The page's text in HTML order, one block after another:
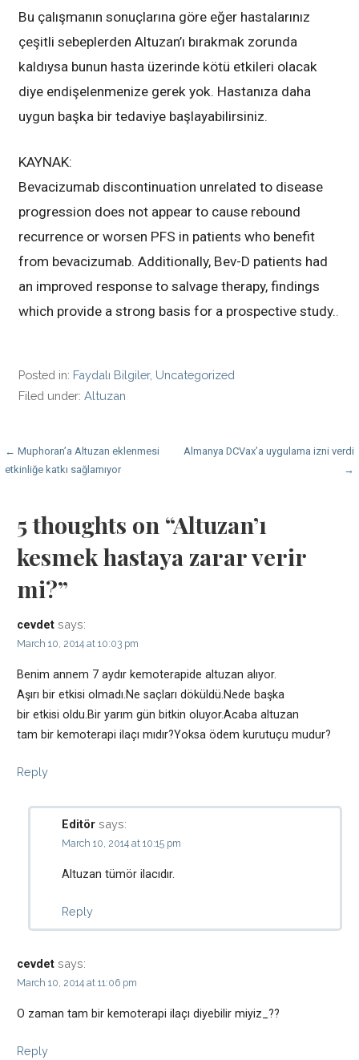
Bu çalışmanın sonuçlarına göre eğer hastalarınız
çeşitli sebeplerden Altuzan’ı bırakmak zorunda
kaldıysa bunun hasta üzerinde kötü etkileri olacak
diye endişelenmenize gerek yok. Hastanıza daha
uygun başka bir tedaviye başlayabilirsiniz.
KAYNAK:
Bevacizumab discontinuation unrelated to disease
progression does not appear to cause rebound
recurrence or worsen PFS in patients who benefit
from bevacizumab. Additionally, Bev-D patients had
an improved response to salvage therapy, findings
which provide a strong basis for a prospective study.
Posted in: Faydalı Bilgiler, Uncategorized
Filed under:Altuzan
Post
navigation
← Muphoran’a Altuzan eklenmesi
etkinliğe katkı sağlamıyor
Almanya DCVax’a uygulama izni verdi
→
5 thoughts on “Altuzan’ı
kesmek hastaya zarar verir
mi?”
cevdet says:
March 10, 2014 at 10:03 pm
Benim annem 7 aydır kemoterapide altuzan alıyor.
Aşırı bir etkisi olmadı.Ne saçları döküldü.Nede başka
bir etkisi oldu.Bir yarım gün bitkin oluyor.Acaba altuzan
tam bir kemoterapi ilaçı mıdır?Yoksa ödem kurutuçu mudur?
Reply
Editör says:
March 10, 2014 at 10:15 pm
Altuzan tümör ilacıdır.
Reply
cevdet says:
March 10, 2014 at 11:06 pm
O zaman tam bir kemoterapi ilaçı diyebilir miyiz_??
Reply